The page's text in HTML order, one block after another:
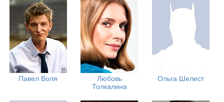
Павел Воля
Любовь
Толкалина
Ольга Шелест